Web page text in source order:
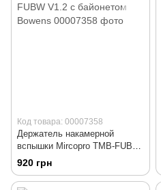
Код товара: 00007358
Держатель накамерной
вспышки Mircopro TMB-FUBW
V1.2 с байонетом Bowens
920 грн